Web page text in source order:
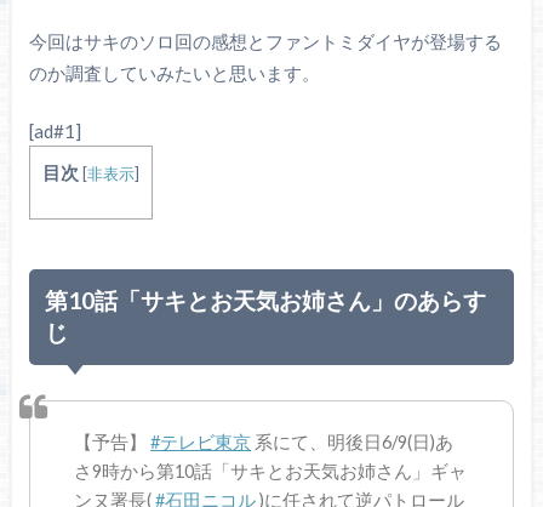
今回はサキのソロ回の感想とファントミダイヤが登場する
のか調査していみたいと思います。
[ad#1]
目次 [非表示]
第10話「サキとお天気お姉さん」のあらす
じ
【予告】#テレビ東京 系にて、明後日6/9(日)あ
さ9時から第10話「サキとお天気お姉さん」ギャ
ンヌ署長(#石田ニコル)に任されて逆パトロール